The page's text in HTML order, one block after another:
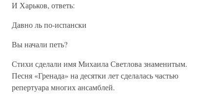
И Харьков, ответь:
Давно ль по-испански
Вы начали петь?
Стихи сделали имя Михаила Светлова знаменитым.
Песня «Гренада» на десятки лет сделалась частью
репертуара многих ансамблей.